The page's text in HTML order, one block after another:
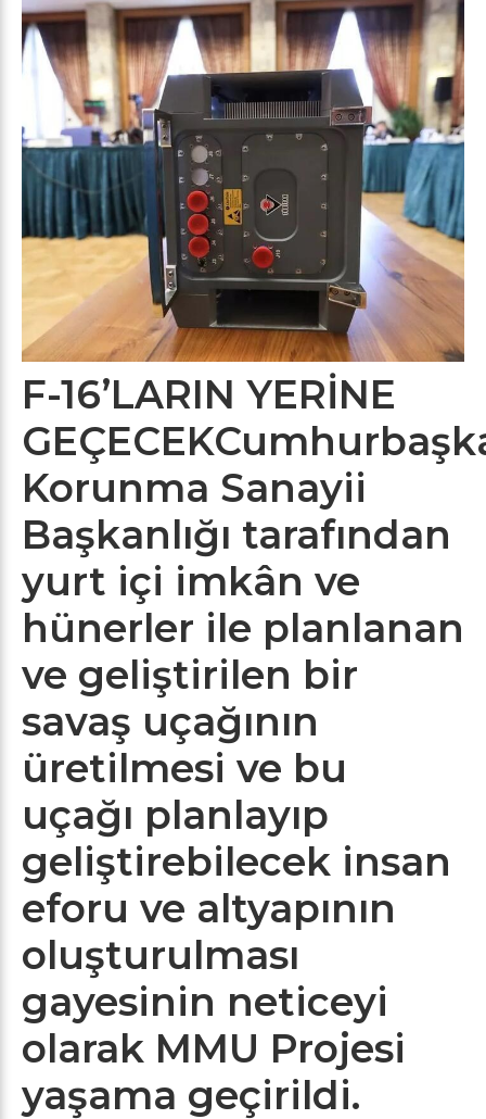
F-16’LARIN YERİNE
Korunma Sanayii
Başkanlığı tarafından
yurt içi imkân ve
hünerler ile planlanan
ve geliştirilen bir
savaş uçağının
üretilmesi ve bu
uçağı planlayıp
geliştirebilecek insan
eforu ve altyapının
oluşturulması
gayesinin neticeyi
olarak MMU Projesi
yaşama geçirildi.